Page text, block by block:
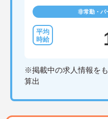
非常勤・パ
※掲載中の求人情報を
算出